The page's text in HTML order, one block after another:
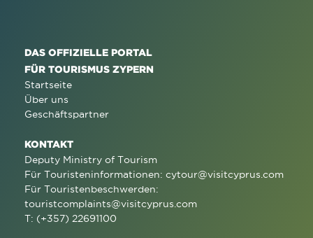
DAS OFFIZIELLE PORTAL
FÜR TOURISMUS ZYPERN
Startseite
Über uns
Geschäftspartner
KONTAKT
Deputy Ministry of Tourism
Für Touristeninformationen: cytour@visitcyprus.com
Für Touristenbeschwerden:
touristcomplaints@visitcyprus.com
T: (+357) 22691100